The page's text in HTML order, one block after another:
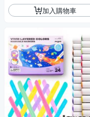
加入購物車